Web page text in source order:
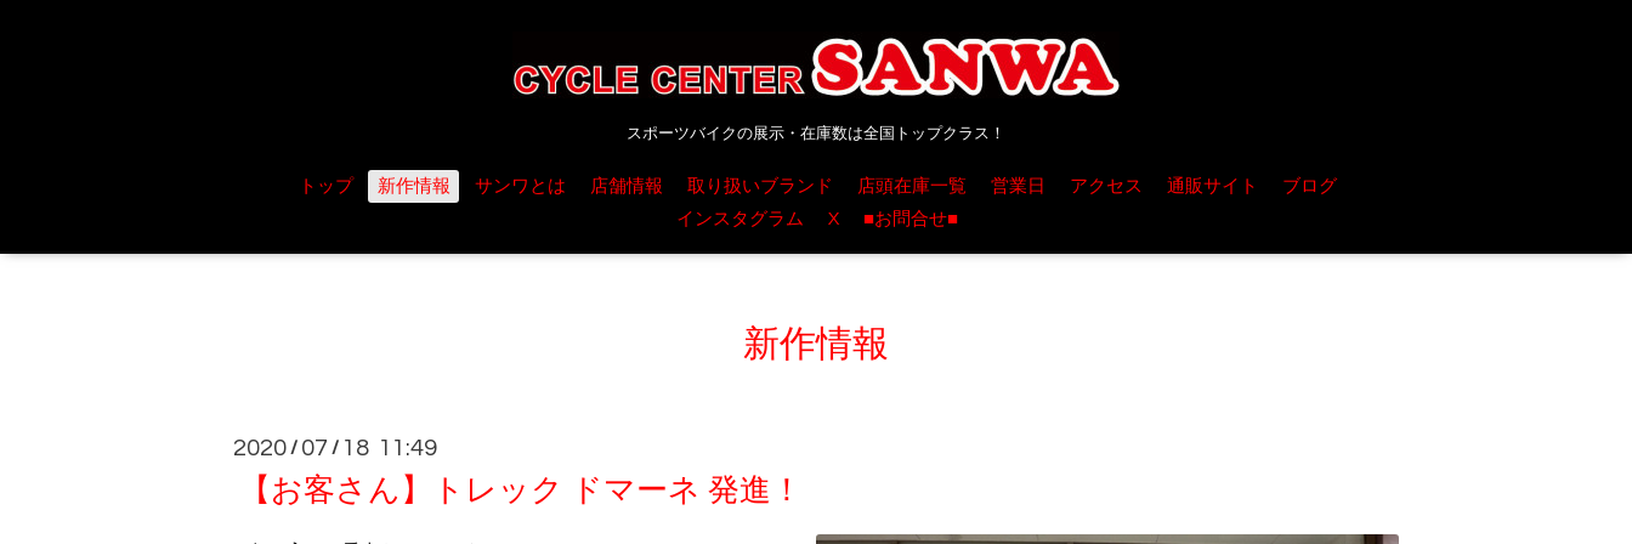
スポーツバイクの展示・在庫数は全国トップクラス！
トップ 新作情報 サンワとは 店舗情報 取り扱いブランド 店頭在庫一覧 営業日 アクセス 通販サイト
ブログ
インスタグラム
X ■お問合せ■
新作情報
2020 / 07 / 18 11:49
【お客さん】トレック ドマーネ 発進！